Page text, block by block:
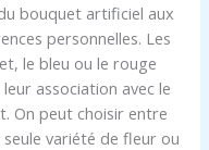
bouquet artificiel aux
personnelles. Les
le bleu ou le rouge
association avec le
On peut choisir entre
variété de fleur ou